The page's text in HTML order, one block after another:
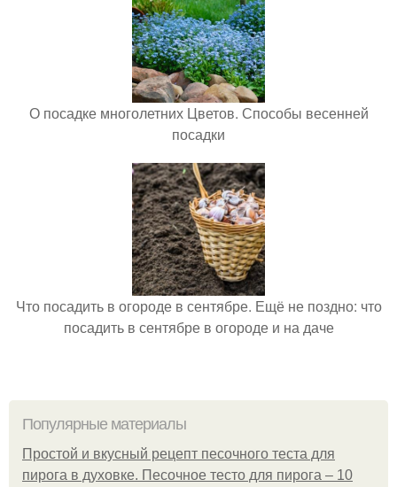
О посадке многолетних Цветов. Способы весенней
посадки
Что посадить в огороде в сентябре. Ещё не поздно: что
посадить в сентябре в огороде и на даче
Популярные материалы
Простой и вкусный рецепт песочного теста для
пирога в духовке. Песочное тесто для пирога – 10